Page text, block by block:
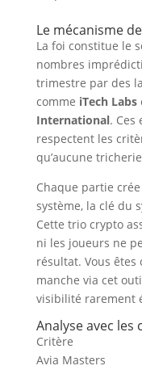
Le mécanisme
La foi constitue le
nombres
trimestre par des
comme iTech Labs
International. Ces
respectent les
qu’aucune
Chaque partie
système, la clé du
Cette trio crypto
ni les joueurs ne
résultat. Vous
manche via cet
visibilité rarement
Analyse avec
Critère
Avia Masters